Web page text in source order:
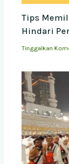
Tips
Hindari
Tinggalkan